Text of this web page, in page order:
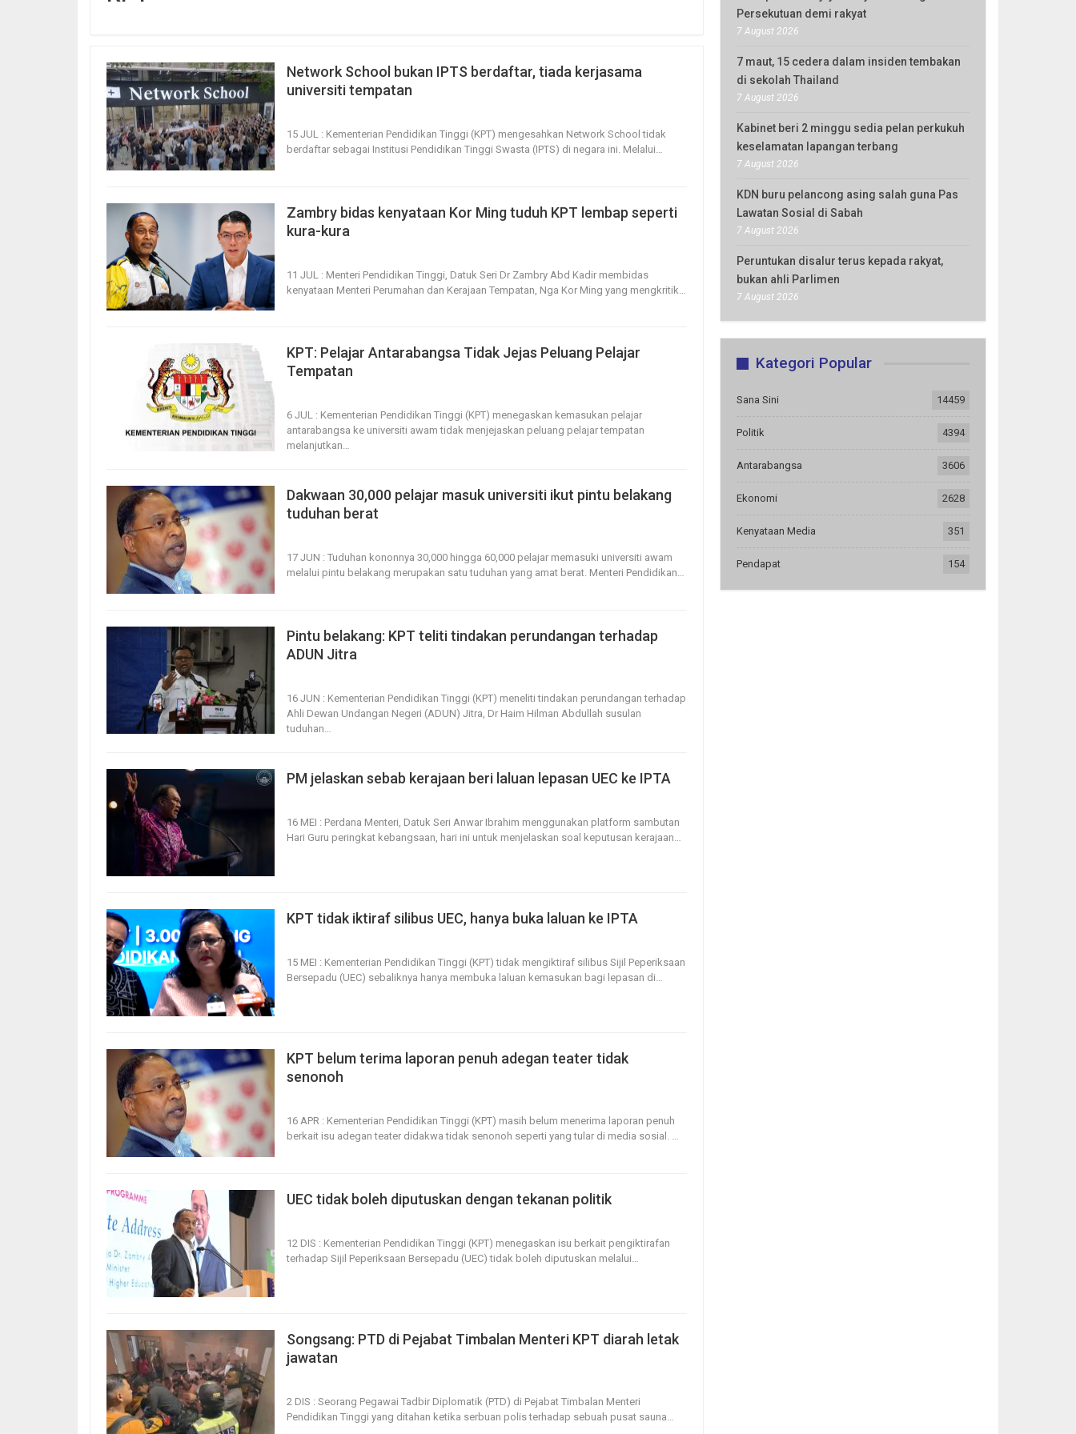
Network School bukan IPTS berdaftar, tiada kerjasama
universiti tempatan
15 JUL : Kementerian Pendidikan Tinggi (KPT) mengesahkan Network School tidak
berdaftar sebagai Institusi Pendidikan Tinggi Swasta (IPTS) di negara ini. Melalui…
Zambry bidas kenyataan Kor Ming tuduh KPT lembap seperti
kura-kura
11 JUL : Menteri Pendidikan Tinggi, Datuk Seri Dr Zambry Abd Kadir membidas
kenyataan Menteri Perumahan dan Kerajaan Tempatan, Nga Kor Ming yang mengkritik
KPT: Pelajar Antarabangsa Tidak Jejas Peluang Pelajar
Tempatan
6 JUL : Kementerian Pendidikan Tinggi (KPT) menegaskan kemasukan pelajar
antarabangsa ke universiti awam tidak menjejaskan peluang pelajar tempatan
melanjutkan…
Dakwaan 30,000 pelajar masuk universiti ikut pintu belakang
tuduhan berat
17 JUN : Tuduhan kononnya 30,000 hingga 60,000 pelajar memasuki universiti awam
melalui pintu belakang merupakan satu tuduhan yang amat berat. Menteri Pendidikan…
Pintu belakang: KPT teliti tindakan perundangan terhadap
ADUN Jitra
16 JUN : Kementerian Pendidikan Tinggi (KPT) meneliti tindakan perundangan terhadap
Ahli Dewan Undangan Negeri (ADUN) Jitra, Dr Haim Hilman Abdullah susulan
tuduhan
PM jelaskan sebab kerajaan beri laluan lepasan UEC ke IPTA
16 MEI : Perdana Menteri, Datuk Seri Anwar Ibrahim menggunakan platform sambutan
Hari Guru peringkat kebangsaan, hari ini untuk menjelaskan soal keputusan kerajaan
KPT tidak iktiraf silibus UEC, hanya buka laluan ke IPTA
15 MEI : Kementerian Pendidikan Tinggi (KPT) tidak mengiktiraf silibus Sijil Peperiksaan
Bersepadu (UEC) sebaliknya hanya membuka laluan kemasukan bagi lepasan di
KPT belum terima laporan penuh adegan teater tidak
senonoh
16 APR : Kementerian Pendidikan Tinggi (KPT) masih belum menerima laporan penuh
berkait isu adegan teater didakwa tidak senonoh seperti yang tular di media sosial. …
UEC tidak boleh diputuskan dengan tekanan politik
12 DIS : Kementerian Pendidikan Tinggi (KPT) menegaskan isu berkait pengiktirafan
terhadap Sijil Peperiksaan Bersepadu (UEC) tidak boleh diputuskan melalui
Songsang: PTD di Pejabat Timbalan Menteri KPT diarah letak
jawatan
2 DIS : Seorang Pegawai Tadbir Diplomatik (PTD) di Pejabat Timbalan Menteri
Pendidikan Tinggi yang ditahan ketika serbuan polis terhadap sebuah pusat sauna…
Persekutuan demi rakyat
7 August 2026
7 maut, 15 cedera dalam insiden tembakan
di sekolah Thailand
7 August 2026
Kabinet beri 2 minggu sedia pelan perkukuh
keselamatan lapangan terbang
7 August 2026
KDN buru pelancong asing salah guna Pas
Lawatan Sosial di Sabah
7 August 2026
Peruntukan disalur terus kepada rakyat,
bukan ahli Parlimen
7 August 2026
Kategori Popular
Sana Sini 14459
Politik 4394
Antarabangsa 3606
Ekonomi 2628
Kenyataan Media 351
Pendapat 154